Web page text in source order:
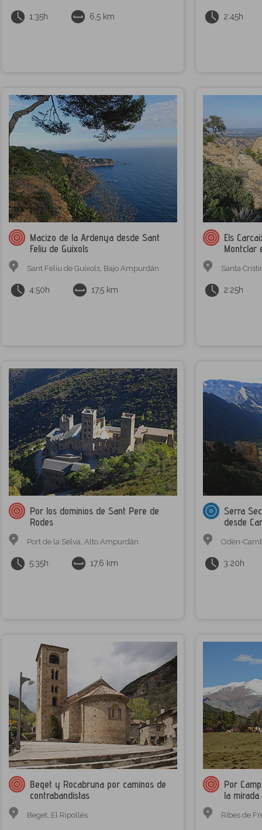
1:35h 6,5 km 2:45h
Macizo de la Ardenya desde Sant
Feliu de Guíxols
Sant Feliu de Guíxols, Bajo Ampurdán
4:50h 17,5 km
Els
Montclar
Santa
2:25h
Por los dominios de Sant Pere de
Rodes
Port de la Selva, Alto Ampurdán
5:35h 17,6 km
Serra
desde
Odèn-
3:20h
Beget y Rocabruna por caminos de
contrabandistas
Beget, El Ripollés
Por
la
Ribes de